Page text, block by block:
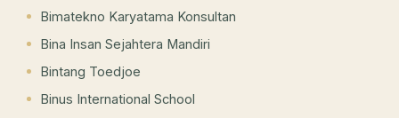
Bimatekno Karyatama Konsultan
Bina Insan Sejahtera Mandiri
Bintang Toedjoe
Binus International School